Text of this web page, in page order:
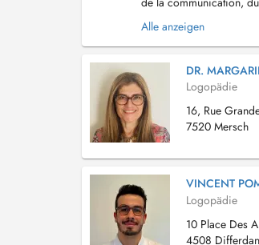
d'orthophonie
Alle anzeigen
DR.
Logopädie
16, Rue
7520 Mersch
VINCENT
Logopädie
10 Place Des
4508